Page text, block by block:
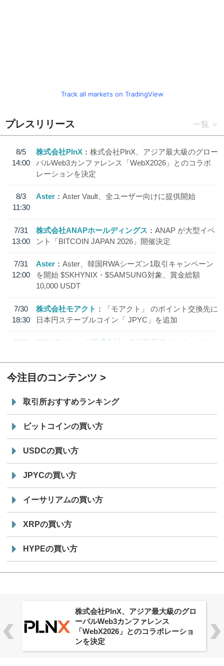
Track all markets on TradingView
プレスリリース 一覧
8/5
14:00
株式会社PlnX
株式会社PlnX、アジア最大級のグロー
バルWeb3カンファレンス「WebX2026」とのコラボ
レーションを決定
8/3
11:30
Aster Aster Vault、全ユーザー向けに提供開始
7/31
13:00
株式会社ANAPホールディングス
ANAP が大型イベ
ント「BITCOIN JAPAN 2026」開催決定
7/31
12:00
Aster
Aster、韓国RWAシーズン1取引キャンペーン
を開始 $SKHYNIX・$SAMSUNG対象、賞金総額
10,000 USDT
7/30
18:30
株式会社モアクト
「モアクト」 のポイント交換先に
日本円ステーブルコイン「 JPYC」を追加
7/29
SBI VCトレード株式会社
信託型円建てステーブル
今注目のコンテンツ
取引所おすすめランキング
ビットコインの買い方
USDCの買い方
JPYCの買い方
イーサリアムの買い方
XRPの買い方
HYPEの買い方
株式会社PlnX、アジア最大級のグロ
ーバルWeb3カンファレンス
「WebX2026」とのコラボレーショ
ンを決定